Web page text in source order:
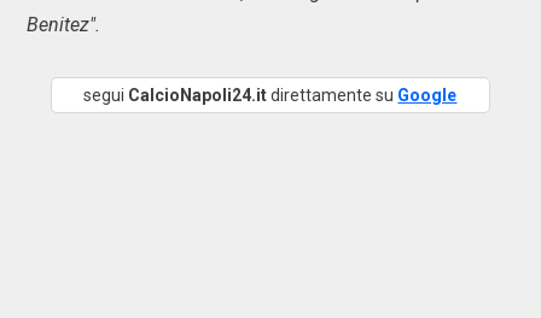
Benitez".
segui CalcioNapoli24.itdirettamente su Google